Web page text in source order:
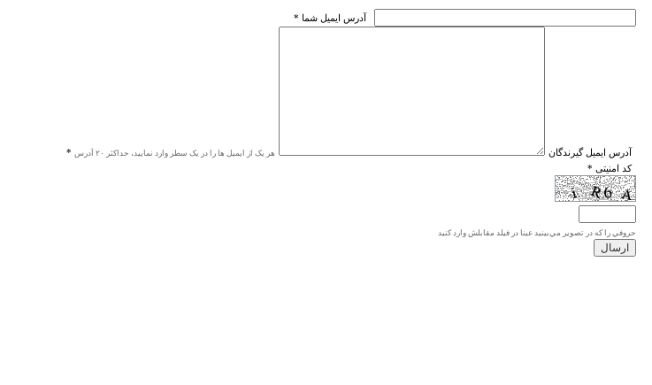
* آدرس ايميل شما
* آدرس ايميل گيرندگان هر یک از ایمیل ها را در یک سطر وارد نمایید، حداکثر ۲۰ آدرس
* کد امنیتی
حروفي را كه در تصوير مي‌بينيد عينا در فيلد مقابلش وارد كنيد